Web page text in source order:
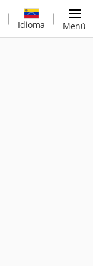
Idioma Menú